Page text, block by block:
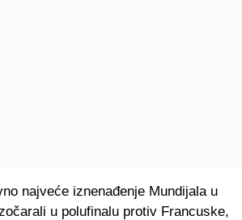
najveće iznenađenje Mundijala u
u polufinalu protiv Francuske,